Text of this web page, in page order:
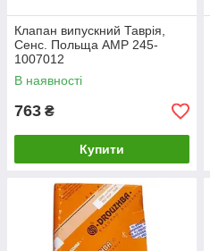
Клапан випускний Таврія,
Сенс. Польща АМР 245-
1007012
В наявності
763 ₴
Купити